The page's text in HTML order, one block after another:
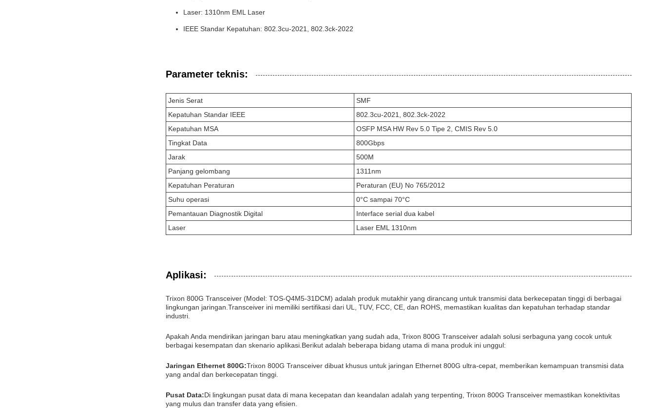
Laser: 1310nm EML Laser
IEEE Standar Kepatuhan: 802.3cu-2021, 802.3ck-2022
Parameter teknis:
Jenis Serat
SMF
Kepatuhan Standar IEEE
802.3cu-2021, 802.3ck-2022
Kepatuhan MSA
OSFP MSA HW Rev 5.0 Tipe 2, CMIS Rev 5.0
Tingkat Data
800Gbps
Jarak
500M
Panjang gelombang
1311nm
Kepatuhan Peraturan
Peraturan (EU) No 765/2012
Suhu operasi
0°C sampai 70°C
Pemantauan Diagnostik Digital
Interface serial dua kabel
Laser
Laser EML 1310nm
Aplikasi:
Trixon 800G Transceiver (Model: TOS-Q4M5-31DCM) adalah produk mutakhir yang dirancang untuk transmisi data berkecepatan tinggi di berbagai
lingkungan jaringan.Transceiver ini memiliki sertifikasi dari UL, TUV, FCC, CE, dan ROHS, memastikan kualitas dan kepatuhan terhadap standar
industri.
Apakah Anda mendirikan jaringan baru atau meningkatkan yang sudah ada, Trixon 800G Transceiver adalah solusi serbaguna yang cocok untuk
berbagai kesempatan dan skenario aplikasi.Berikut adalah beberapa bidang utama di mana produk ini unggul:
Jaringan Ethernet 800G:Trixon 800G Transceiver dibuat khusus untuk jaringan Ethernet 800G ultra-cepat, memberikan kemampuan transmisi data
yang andal dan berkecepatan tinggi.
Pusat Data:Di lingkungan pusat data di mana kecepatan dan keandalan adalah yang terpenting, Trixon 800G Transceiver memastikan konektivitas
yang mulus dan transfer data yang efisien.